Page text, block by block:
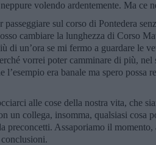
volendo ardentemente. Ma ce
passeggiare sul corso di Pontedera
cambiare la lunghezza di Corso
di un’ora se mi fermo a guardare le
vorrei poter camminare di più, nel
l’esempio era banale ma spero possa
alle cose della nostra vita, che
un collega, insomma, qualsiasi cosa
preconcetti. Assaporiamo il